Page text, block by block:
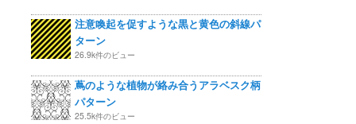
注意喚起を促すような黒と黄色の斜線パ
ターン
26.9k件のビュー
蔦のような植物が絡み合うアラベスク柄
パターン
25.5k件のビュー